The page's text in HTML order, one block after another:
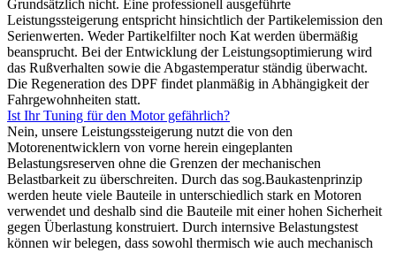
Grundsätzlich nicht. Eine professionell ausgeführte
Leistungssteigerung entspricht hinsichtlich der Partikelemission den
Serienwerten. Weder Partikelfilter noch Kat werden übermäßig
beansprucht. Bei der Entwicklung der Leistungsoptimierung wird
das Rußverhalten sowie die Abgastemperatur ständig überwacht.
Die Regeneration des DPF findet planmäßig in Abhängigkeit der
Fahrgewohnheiten statt.
Ist Ihr Tuning für den Motor gefährlich?
Nein, unsere Leistungssteigerung nutzt die von den
Motorenentwicklern von vorne herein eingeplanten
Belastungsreserven ohne die Grenzen der mechanischen
Belastbarkeit zu überschreiten. Durch das sog.Baukastenprinzip
werden heute viele Bauteile in unterschiedlich stark en Motoren
verwendet und deshalb sind die Bauteile mit einer hohen Sicherheit
gegen Überlastung konstruiert. Durch internsive Belastungstest
können wir belegen, dass sowohl thermisch wie auch mechanisch